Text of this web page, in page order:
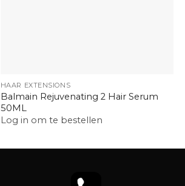
HAAR EXTENSIONS
Balmain Rejuvenating 2 Hair Serum
50ML
Log in om te bestellen